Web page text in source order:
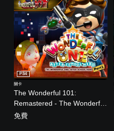
The Wonderful 101:
Remastered - The Wonderful
One: After School Hero - Part
PS4
關卡
免費